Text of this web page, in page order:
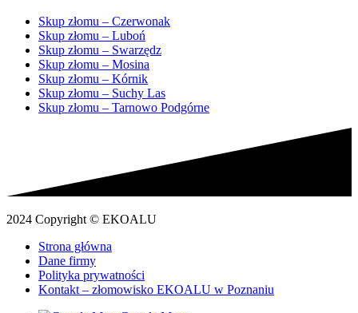
Skup złomu – Czerwonak
Skup złomu – Luboń
Skup złomu – Swarzędz
Skup złomu – Mosina
Skup złomu – Kórnik
Skup złomu – Suchy Las
Skup złomu – Tarnowo Podgórne
2024 Copyright © EKOALU
Strona główna
Dane firmy
Polityka prywatności
Kontakt – złomowisko EKOALU w Poznaniu